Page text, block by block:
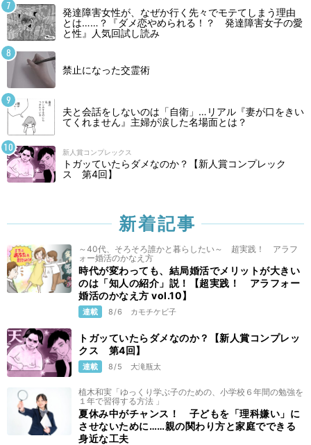
発達障害女性が、なぜか行く先々でモテてしまう理由
とは……？『ダメ恋やめられる！？ 発達障害女子の愛
と性』人気回試し読み
禁止になった交霊術
夫と会話をしないのは「自衛」…リアル『妻が口をきい
てくれません』主婦が涙した名場面とは？
新人賞コンプレックス
トガッていたらダメなのか？【新人賞コンプレック
ス 第4回】
新着記事
～40代、そろそろ誰かと暮らしたい～ 超実践！ アラフ
ォー婚活のかなえ方
時代が変わっても、結局婚活でメリットが大きい
のは「知人の紹介」説！【超実践！ アラフォー
婚活のかなえ方 vol.10】
連載 8/6 カモチケビ子
トガッていたらダメなのか？【新人賞コンプレッ
クス 第4回】
連載 8/5 大滝瓶太
植木和実「ゆっくり学ぶ子のための、小学校６年間の勉強を
１年で習得する方法 」
夏休み中がチャンス！ 子どもを「理科嫌い」に
させないために……親の関わり方と家庭でできる
身近な工夫